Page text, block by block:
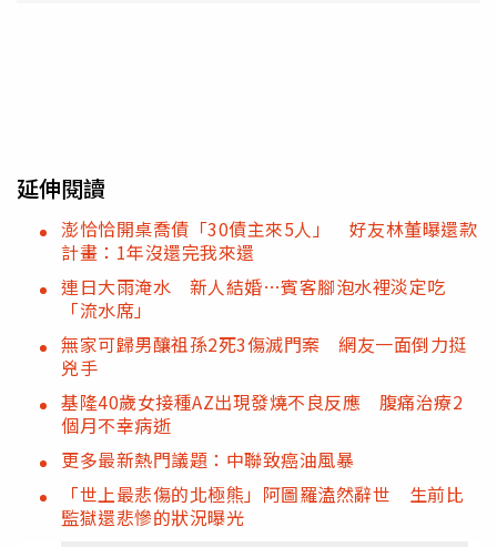
延伸閱讀
澎恰恰開桌喬債「30債主來5人」 好友林董曝還款
計畫：1年沒還完我來還
連日大雨淹水 新人結婚…賓客腳泡水裡淡定吃
「流水席」
無家可歸男釀祖孫2死3傷滅門案 網友一面倒力挺
兇手
基隆40歲女接種AZ出現發燒不良反應 腹痛治療2
個月不幸病逝
更多最新熱門議題：中聯致癌油風暴
「世上最悲傷的北極熊」阿圖羅溘然辭世 生前比
監獄還悲慘的狀況曝光